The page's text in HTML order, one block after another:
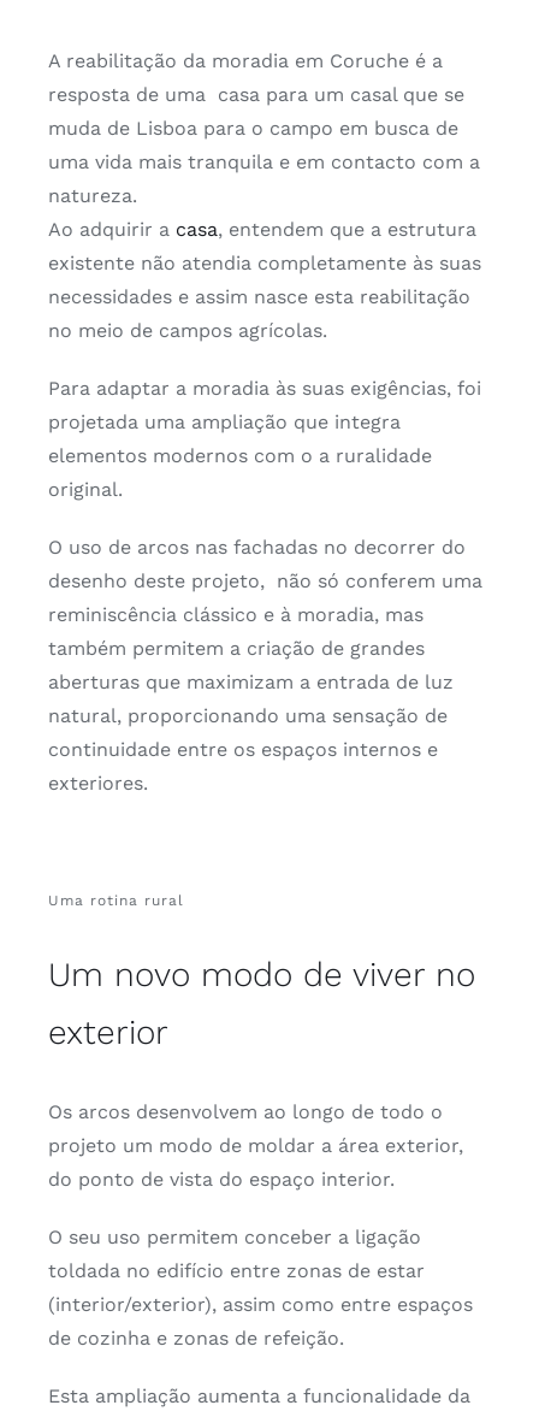
A reabilitação da moradia em Coruche é a
resposta de uma casa para um casal que se
muda de Lisboa para o campo em busca de
uma vida mais tranquila e em contacto com a
natureza.
Ao adquirir a casa, entendem que a estrutura
existente não atendia completamente às suas
necessidades e assim nasce esta reabilitação
no meio de campos agrícolas.
Para adaptar a moradia às suas exigências, foi
projetada uma ampliação que integra
elementos modernos com o a ruralidade
original.
O uso de arcos nas fachadas no decorrer do
desenho deste projeto, não só conferem uma
reminiscência clássico e à moradia, mas
também permitem a criação de grandes
aberturas que maximizam a entrada de luz
natural, proporcionando uma sensação de
continuidade entre os espaços internos e
exteriores.
Uma rotina rural
Um novo modo de viver no
exterior
Os arcos desenvolvem ao longo de todo o
projeto um modo de moldar a área exterior,
do ponto de vista do espaço interior.
O seu uso permitem conceber a ligação
toldada no edifício entre zonas de estar
(interior/exterior), assim como entre espaços
de cozinha e zonas de refeição.
Esta ampliação aumenta a funcionalidade da